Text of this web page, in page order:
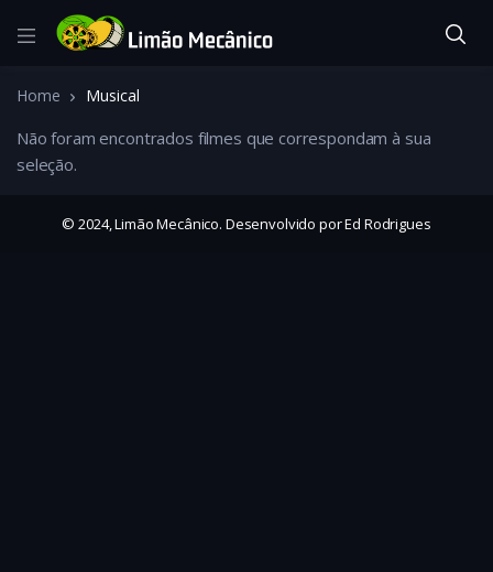
Home Musical
Não foram encontrados filmes que correspondam à sua
seleção.
© 2024, Limão Mecânico. Desenvolvido por Ed Rodrigues